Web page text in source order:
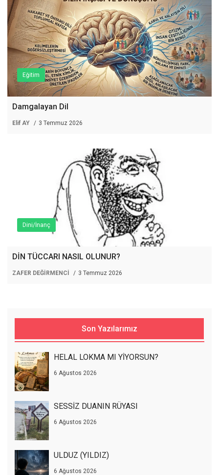
Eğitim
Damgalayan Dil
Elif AY 3 Temmuz 2026
Dini/İnanç
DİN TÜCCARI NASIL OLUNUR?
ZAFER DEĞİRMENCİ 3 Temmuz 2026
Son Yazılarımız
HELAL LOKMA MI YİYORSUN?
6 Ağustos 2026
SESSİZ DUANIN RÜYASI
6 Ağustos 2026
ULDUZ (YILDIZ)
6 Ağustos 2026